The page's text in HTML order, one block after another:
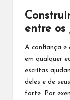
entre os
A confiança e
em qualquer
escritas
deles e de
forte. Por